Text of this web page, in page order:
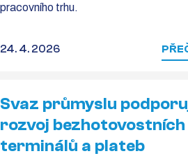
pracovního trhu.
24. 4. 2026
Svaz průmyslu
rozvoj bezhotovostních
terminálů a plateb